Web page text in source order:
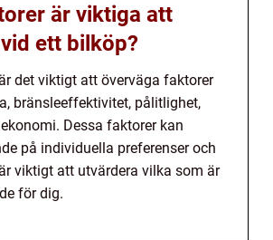
är viktiga att
ett bilköp?
det viktigt att överväga faktorer
bränsleeffektivitet, pålitlighet,
Dessa faktorer kan
på individuella preferenser och
viktigt att utvärdera vilka som är
för dig.